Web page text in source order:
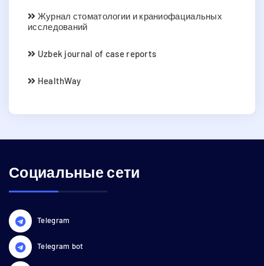
Журнал стоматологии и краниофациальных
исследований
Uzbek journal of case reports
HealthWay
Социальные сети
Telegram
Telegram bot